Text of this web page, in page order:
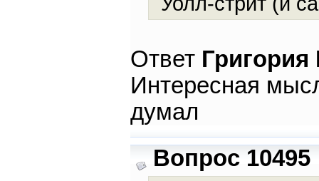
Ответ
Интересная
думал
Вопрос 10495